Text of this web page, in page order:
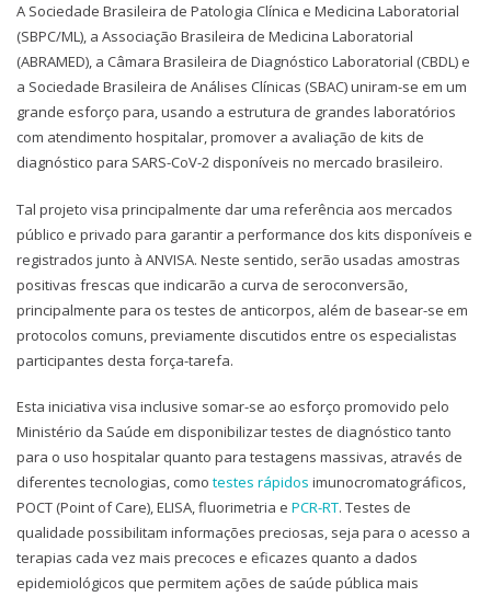
A Sociedade Brasileira de Patologia Clínica e Medicina Laboratorial
(SBPC/ML), a Associação Brasileira de Medicina Laboratorial
(ABRAMED), a Câmara Brasileira de Diagnóstico Laboratorial (CBDL) e
a Sociedade Brasileira de Análises Clínicas (SBAC) uniram-se em um
grande esforço para, usando a estrutura de grandes laboratórios
com atendimento hospitalar, promover a avaliação de kits de
diagnóstico para SARS-CoV-2 disponíveis no mercado brasileiro.
Tal projeto visa principalmente dar uma referência aos mercados
público e privado para garantir a performance dos kits disponíveis e
registrados junto à ANVISA. Neste sentido, serão usadas amostras
positivas frescas que indicarão a curva de seroconversão,
principalmente para os testes de anticorpos, além de basear-se em
protocolos comuns, previamente discutidos entre os especialistas
participantes desta força-tarefa.
Esta iniciativa visa inclusive somar-se ao esforço promovido pelo
Ministério da Saúde em disponibilizar testes de diagnóstico tanto
para o uso hospitalar quanto para testagens massivas, através de
diferentes tecnologias, como testes rápidos imunocromatográficos,
POCT (Point of Care), ELISA, fluorimetria e PCR-RT. Testes de
qualidade possibilitam informações preciosas, seja para o acesso a
terapias cada vez mais precoces e eficazes quanto a dados
epidemiológicos que permitem ações de saúde pública mais